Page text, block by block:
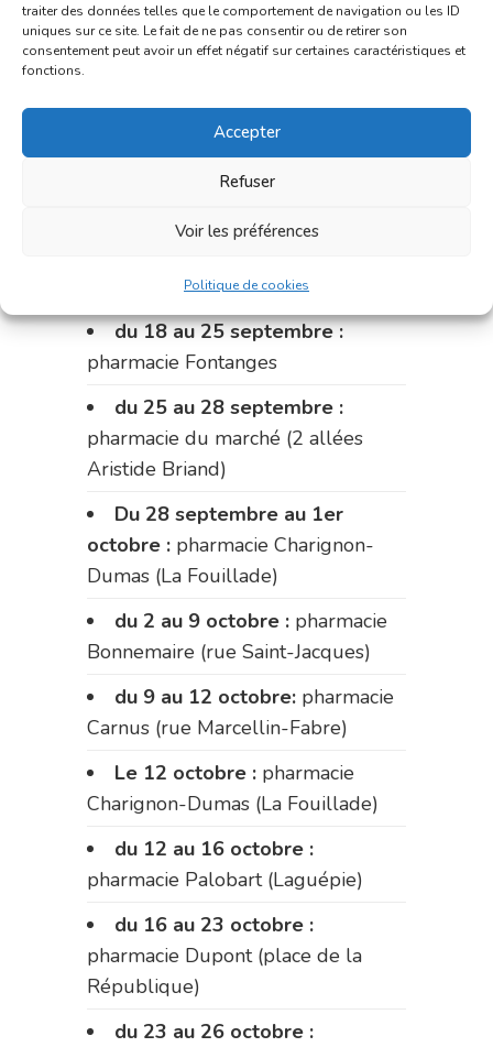
traiter des données telles que le comportement de navigation ou les ID
uniques sur ce site. Le fait de ne pas consentir ou de retirer son
consentement peut avoir un effet négatif sur certaines caractéristiques et
fonctions.
Accepter
Refuser
Voir les préférences
Politique de cookies
Fabre)
pharmacie Dupont (place de la
Le 14 septembre :
pharmacie Palobart (Laguépie)
du 18 au 25 septembre :
pharmacie Fontanges
du 25 au 28 septembre :
pharmacie du marché (2 allées
Aristide Briand)
Du 28 septembre au 1er
octobre : pharmacie Charignon-
Dumas (La Fouillade)
du 2 au 9 octobre : pharmacie
Bonnemaire (rue Saint-Jacques)
du 9 au 12 octobre: pharmacie
Carnus (rue Marcellin-Fabre)
Le 12 octobre : pharmacie
Charignon-Dumas (La Fouillade)
du 12 au 16 octobre :
pharmacie Palobart (Laguépie)
du 16 au 23 octobre :
pharmacie Dupont (place de la
République)
du 23 au 26 octobre :